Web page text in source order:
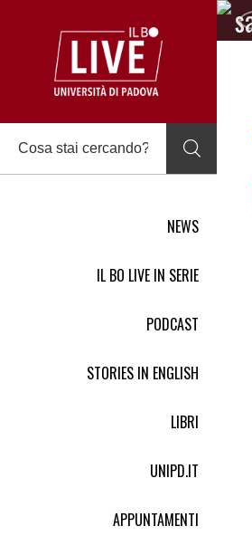
NEWS
IL BO LIVE IN SERIE
PODCAST
STORIES IN ENGLISH
LIBRI
UNIPD.IT
APPUNTAMENTI